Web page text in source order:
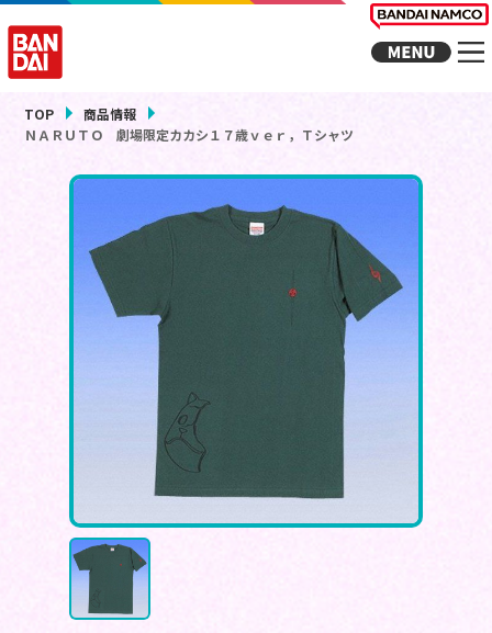
TOP
商品情報
ＮＡＲＵＴＯ 劇場限定カカシ１７歳ｖｅｒ，Ｔシャツ